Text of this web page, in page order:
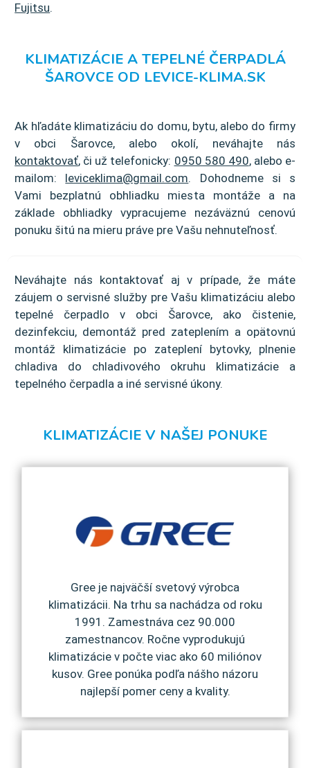
Fujitsu.
KLIMATIZÁCIE A TEPELNÉ ČERPADLÁ
ŠAROVCE OD LEVICE-KLIMA.SK
Ak hľadáte klimatizáciu do domu, bytu, alebo do firmy
v obci Šarovce, alebo okolí, neváhajte nás
kontaktovať, či už telefonicky: 0950 580 490, alebo e-
mailom: leviceklima@gmail.com. Dohodneme si s
Vami bezplatnú obhliadku miesta montáže a na
základe obhliadky vypracujeme nezáväznú cenovú
ponuku šitú na mieru práve pre Vašu nehnuteľnosť.
Neváhajte nás kontaktovať aj v prípade, že máte
záujem o servisné služby pre Vašu klimatizáciu alebo
tepelné čerpadlo v obci Šarovce, ako čistenie,
dezinfekciu, demontáž pred zateplením a opätovnú
montáž klimatizácie po zateplení bytovky, plnenie
chladiva do chladivového okruhu klimatizácie a
tepelného čerpadla a iné servisné úkony.
KLIMATIZÁCIE V NAŠEJ PONUKE
Gree je najväčší svetový výrobca
klimatizácii. Na trhu sa nachádza od roku
1991. Zamestnáva cez 90.000
zamestnancov. Ročne vyprodukujú
klimatizácie v počte viac ako 60 miliónov
kusov. Gree ponúka podľa nášho názoru
najlepší pomer ceny a kvality.